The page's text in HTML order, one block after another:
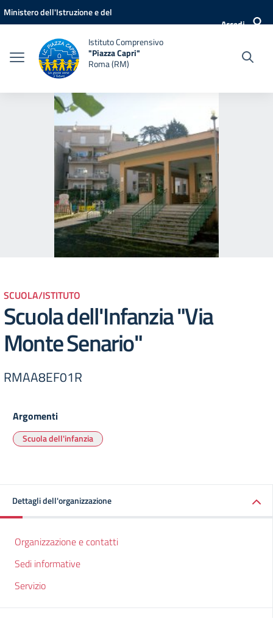
Vai ai contenuti
Vai al menu di navigazione
Vai al footer
Ministero dell'Istruzione e del
Accedi
Istituto Comprensivo
"Piazza Capri"
Roma (RM)
SCUOLA/ISTITUTO
Scuola dell'Infanzia "Via
Monte Senario"
RMAA8EF01R
Argomenti
Scuola dell'infanzia
Dettagli dell'organizzazione
Organizzazione e contatti
Sedi informative
Servizio